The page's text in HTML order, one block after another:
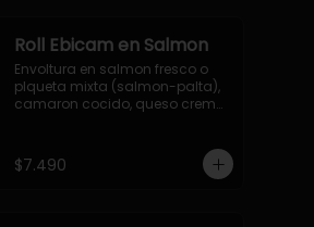
Roll Ebicam en Salmon
Envoltura en salmon fresco o
plqueta mixta (salmon-palta),
camaron cocido, queso crema,
$7.490